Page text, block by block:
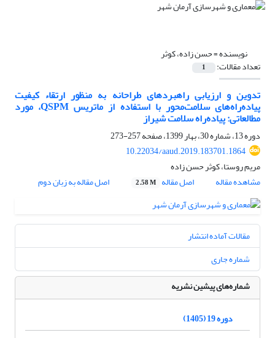
نویسنده =حسن زاده، کوثر
تعداد مقالات: 1
تدوین و ارزیابی راهبردهای طراحانه به منظور ارتقاء کیفیت
پیاده‌راه‌های سلامت‌محور با استفاده از ماتریس QSPM، مورد
مطالعاتی: پیاده‌راه سلامت شیراز
دوره 13، شماره 30، بهار 1399، صفحه
257-273
10.22034/aaud.2019.183701.1864
مریم روستا، کوثر حسن زاده
مشاهده مقاله
اصل مقاله 2.58 M اصل مقاله به زبان دوم
مقالات آماده انتشار
شماره جاری
شماره‌های پیشین نشریه
دوره 19 (1405)